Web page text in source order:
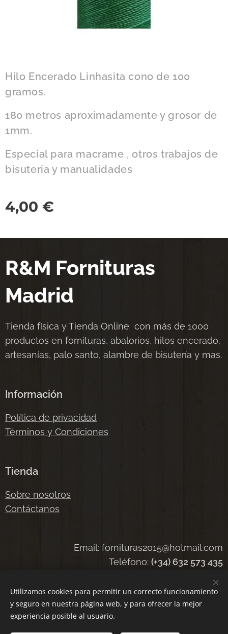
Hilo Encerado Linhasita cono de 100
gramos.
180 metros aproximadamente y grosor de
1mm.
Especial para macrame , otros trabajos de
bisuteria y manualidades
4,00 €
R&M Fornituras
Madrid
Tienda física y Tienda Online con más de 1000
productos en fornituras, abalorios, hilos encerado,
artesanías, palo santo, alambre de bisutería y mas.
Información
Política de privacidad
Términos y Condiciones
Tienda
Sobre nosotros
Contáctanos
Email: fornituras2015@hotmail.com
Teléfono: (+34) 632 573 435
Cookies
Utilizamos cookies para permitir un correcto funcionamiento
y seguro en nuestra página web, y para ofrecer la mejor
experiencia posible al usuario.